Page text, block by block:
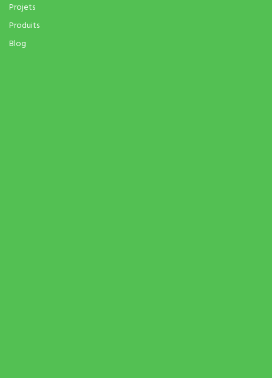
Projets
Produits
Blog